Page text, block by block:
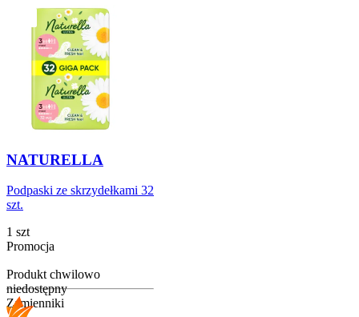
NATURELLA
Podpaski ze skrzydełkami 32
szt.
1 szt
Promocja
Produkt chwilowo
niedostępny
Zamienniki